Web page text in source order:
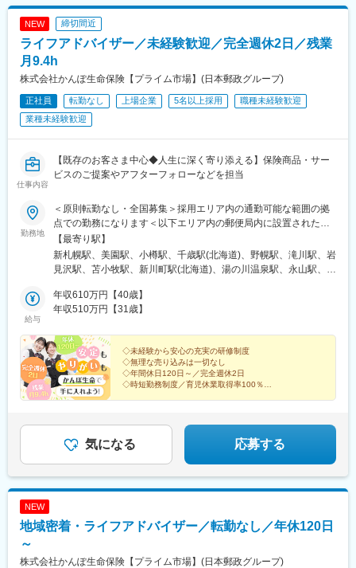
駅、青梅駅、阿佐ケ谷駅、水戸駅、男川駅、大須観音駅、名電山
中駅、鳴海駅、苅安賀駅、大垣駅、二十軒駅、四日市駅、津駅、
前後駅、三河豊田駅、牛田駅(愛知県)、岐南駅、浜松駅、北参道
駅、南方駅(大阪府)、米野駅、西鉄福岡駅、虎ノ門ヒルズ駅、高輪
ゲートウェイ駅、赤羽橋駅、汐留駅、溜池山王駅、浜松町駅、西
日暮里駅、代官山駅、西早稲田駅、新宿御苑前駅、西太子堂駅、
桜田門駅、秋葉原駅、二重橋前駅、半蔵門駅、新日本橋駅、水道
橋駅、日比谷駅、青井駅、牛田駅(東京都)、上野広小路駅、蓮沼
駅、平和島駅、銀座駅、馬喰横山駅、宝町駅(東京都)、新中野駅、
駅、新杉田駅、センター北駅、宮前平駅、高島町駅、伊勢佐木長
者町駅、桜木町駅、鶴見駅、京急川崎駅、登戸駅、本八幡駅(都営
駅、西長堀駅、谷町九丁目駅、ＪＲ難波駅、新深江駅、千林駅、
松虫駅、住吉東駅、今川駅(大阪府)、天下茶屋駅、今福鶴見駅、安
立町駅、出戸駅、中崎町駅、谷町四丁目駅、大阪天満宮駅、本町
駅、大阪難波駅、大小路駅、心斎橋駅、高槻市駅、千里中央駅(大
阪モノレール)、鳴滝駅、六地蔵駅(奈良線)、二条城前駅、観月橋
速)、春日野道駅(阪急線)、新長田駅、中山観音駅、紀伊中ノ島
駅、商工センター入口駅、聖マリア病院前駅、東中間駅、佐世保
県)、西川緑道公園駅、鷹野橋駅、京王八王子駅、布田駅、南阿佐
ケ谷駅、上前津駅、三河知立駅、新浜松駅、南新宿駅、新大阪
駅、名鉄名古屋駅、天神駅、旭橋駅、六本木一丁目駅、泉岳寺
駅、御成門駅、内幸町駅、赤坂見附駅、西日暮里駅(舎人ライナ
ー)、下落合駅、東新宿駅、虎ノ門駅、岩本町駅、京橋駅(東京
駅、馬喰町駅、東池袋駅、曳舟駅、西横浜駅、横浜駅、日本大通
り駅、馬車道駅、市川真間駅、鬼越駅、京成千葉駅、川越市駅、
野田駅(阪神線)、四天王寺前夕陽ケ丘駅、大国町駅、森小路駅、昭
和町駅(大阪府)、針中野駅、花園町駅、細井川駅、梅田駅(地下
鉄)、天満橋駅、北浜駅(大阪府)、なんば駅(南海線)、四ツ橋駅、花
田口駅、撮影所前駅、六地蔵駅(京阪線)、桃山御陵前駅、市民広場
(岡山県)、広電本社前駅、第一通り駅
銚子駅、八日市場駅、東金駅、館山駅、荻窪駅、西早稲田駅、鶯
谷駅、京成関屋駅、荒川区役所前駅、渋谷駅、経堂駅、昭島駅、
めじろ台駅、羽村駅、立川駅、京王八王子駅、東青梅駅、町田
駅、秋川駅、甲州街道駅、八王子みなみ野駅、上北台駅、新小平
駅、武蔵小金井駅、東村山駅、府中駅(東京都)、国領駅、瀬谷駅、
蔵小杉駅、新百合ケ丘駅、鷺沼駅、小田原駅、藤沢駅、秦野駅、
茅ケ崎駅、平塚駅、横須賀中央駅、相武台下駅、海老名駅(相鉄・
飯田駅(長野県)、上諏訪駅、駒ケ根駅、穂高駅、岡谷駅、地鉄ビル
前駅、朝菜町駅、末広町駅(富山県)、砺波駅、北鉄金沢駅、小松
吉良駅、せきてらす前駅、高山駅、多治見駅、那加駅、可児駅、
磐田駅、浜北駅、天竜川駅、高塚駅、半田駅、左京山駅、大府
駅、瑞穂運動場西駅、岡崎駅、西尾駅、刈谷市駅、国府宮駅、安
城駅、新瀬戸駅、宇治山田駅、松阪駅、石場駅、水口城南駅、近
江八幡駅、彦根駅、長浜駅、野洲駅、東舞鶴駅、茶山・京都芸術
大学駅、峰山駅、北大路駅、京都駅、ＪＲ小倉駅、野田駅(阪神
線)、吹田駅(阪急線)、岸和田駅、河内永和駅、西元町駅、加太駅
(和歌山県)、田尾寺駅、鳴門駅、篠山口駅、豊岡駅(兵庫県)、西宮
駅、三田駅(兵庫県)、和田山駅、畦野駅、京口駅、北条町駅、志染
条駅(奈良県)、近鉄下田駅、学園前駅(奈良県)、紀伊田辺駅、紀伊
勝浦駅、倉吉駅、浜田駅、安来駅、津山駅、倉敷駅、西片上駅、
庭瀬駅、瀬戸駅、備前西市駅、東山・おかでんミュージアム駅、
竹原駅、大竹駅、山麓駅(千光寺山)、三次駅、三原駅、府中駅(広
島県)、徳山駅、阿南駅、阿波池田駅、穴吹駅、吉成駅、宇和島
甘木駅(西鉄線)、奈多駅、西鉄柳川駅、羽犬塚駅、大牟田駅、唐津
駅、伊万里駅、五島町駅、霊丘公園体育館駅、本諫早駅、大学病
院駅、新大村駅、早岐駅、中佐世保駅、八代駅、三角駅、木葉
駅、玉名駅、人吉温泉駅、宮地駅、大分駅、佐伯駅、中津駅(大分
県)、日田駅、宇佐駅、別府駅(大分県)、鶴崎駅、延岡駅、西都城
島県)、志布志駅、枕崎駅、宮ケ浜駅、国分駅(鹿児島県)、出水
駅、壺川駅、新さっぽろ駅、松風町駅、湯の川駅、五所川原駅、
桐生駅、高田馬場駅、入谷駅(東京都)、牛田駅(東京都)、荒川一中
NEW 締切間近
ライフアドバイザー／未経験歓迎／完全週休2日／残業
月9.4h
株式会社かんぽ生命保険【プライム市場】(日本郵政グループ)
正社員 転勤なし 上場企業 5名以上採用
職種未経験歓迎
業種未経験歓迎
仕事内容
【既存のお客さま中心◆人生に深く寄り添える】保険商品・サー
ビスのご提案やアフターフォローなどを担当
勤務地
＜原則転勤なし・全国募集＞採用エリア内の通勤可能な範囲の拠
点での勤務になります＜以下エリア内の郵便局内に設置されたか
んぽサービス部＞■北海道エリア：北海道■東北エリア：青森県、
岩手県、宮城県、秋田県、山形県、福島県■関東エリア：茨城県、
栃木県、群馬県、埼玉県、千葉県■東京エリア：東京都■南関東エ
ア：富山県、石川県、福井県■東海エリア：岐阜県、静岡県、愛知
県、三重県■近畿エリア：滋賀県、京都府、大阪府、兵庫県、奈良
根県■四国エリア：徳島県、香川県、愛媛県、高知県■九州エリ
ア：福岡県、佐賀県、長崎県、大分県、宮崎県、鹿児島県、熊本
県■沖縄エリア：沖縄県※初期配属の都道府県を希望可！U・Iター
ン歓迎※基本的にスクーターまたはバイク、一部エリアは車で営業
※配属先のかんぽサービス部は応募者の希望も踏まえて決定※入社
の家庭事情があり、参加が難しい場合はリモートプログラムとな
ります
【最寄り駅】
新札幌駅、美園駅、小樽駅、千歳駅(北海道)、野幌駅、滝川駅、岩
見沢駅、苫小牧駅、新川町駅(北海道)、湯の川温泉駅、永山駅、旭
駅、津軽五所川原駅、八戸駅、三沢駅(青森県)、新青森駅、上盛岡
駅、二戸駅、一ノ関駅、宮古駅、北上駅、水沢駅、久慈駅、紫波
駅(宮城県)、くりこま高原駅、新田駅(宮城県)、泉外旭川駅、能代
駅、東大館駅、羽後本荘駅、湯沢駅、横手駅、大曲駅(秋田県)、山
形駅、米沢駅、鶴岡駅、酒田駅、村山駅(山形県)、新庄駅、寒河江
駅、長井駅、白河駅、いわき駅、七日町駅、喜多方駅、二本松
駅、磐城石川駅、須賀川駅、原ノ町駅、福島学院前駅、郡山富田
間駅、新鉾田駅、鹿島神宮駅、磯原駅、勝田駅、新栃木駅、佐野
駅、西那須野駅、足利駅、新鹿沼駅、上今市駅、小山駅、真岡
めじろ台駅、羽村駅、立川駅、京王八王子駅、東青梅駅、町田
駅、武蔵小金井駅、東村山駅、府中駅(東京都)、国領駅、瀬谷駅、
給与
年収610万円【40歳】
年収510万円【31歳】
◇未経験から安心の充実の研修制度
◇無理な売り込みは一切なし
◇年間休日120日～／完全週休2日
◇時短勤務制度／育児休業取得率100％
日本郵政グループの安心感を手に入れませんか？
気になる 応募する
NEW
地域密着・ライフアドバイザー／転勤なし／年休120日
～
株式会社かんぽ生命保険【プライム市場】(日本郵政グループ)